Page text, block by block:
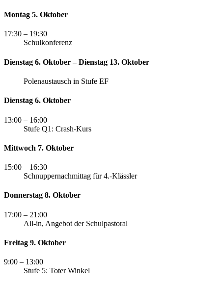
Montag 5. Oktober
17:30 – 19:30
Schulkonferenz
Dienstag 6. Oktober – Dienstag 13. Oktober
Polenaustausch in Stufe EF
Dienstag 6. Oktober
13:00 – 16:00
Stufe Q1: Crash-Kurs
Mittwoch 7. Oktober
15:00 – 16:30
Schnuppernachmittag für 4.-Klässler
Donnerstag 8. Oktober
17:00 – 21:00
All-in, Angebot der Schulpastoral
Freitag 9. Oktober
9:00 – 13:00
Stufe 5: Toter Winkel